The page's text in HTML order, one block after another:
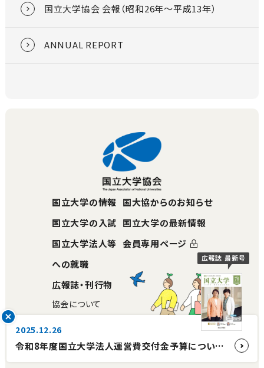
国立大学協会 会報（昭和26年～平成13年）
ANNUAL REPORT
2025.12.26
令和8年度国立大学法人運営費交付金予算について【国立大学協会会長コメント】
広報誌 最新号
国立大学の情報
国立大学の入試
国立大学法人等
への就職
広報誌・刊行物
国大協からのお知らせ
国立大学の最新情報
会員専用ページ
協会について
災害への対応